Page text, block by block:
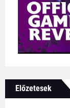
Előzetesek